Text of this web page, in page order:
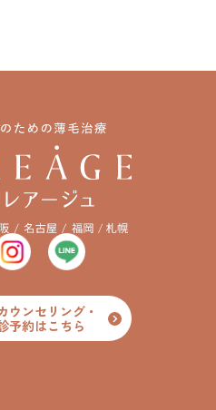
ウンセリング・
予約はこちら